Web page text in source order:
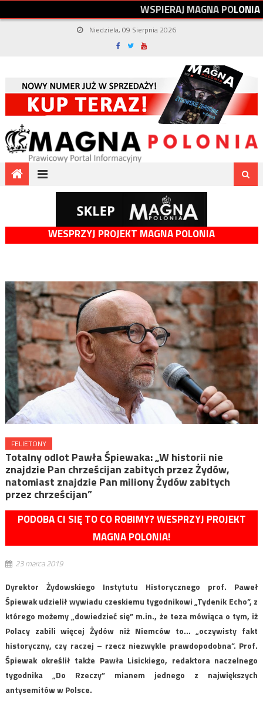
WSPIERAJMAGNAPOLONIA
Niedziela, 09 Sierpnia 2026
WESPRZYJ PROJEKT MAGNA POLONIA
FELIETONY
Totalny odlot Pawła Śpiewaka: „W historii nie
znajdzie Pan chrześcijan zabitych przez Żydów,
natomiast znajdzie Pan miliony Żydów zabitych
przez chrześcijan”
PODOBA CI SIĘ TO CO ROBIMY? WESPRZYJ PROJEKT
MAGNA POLONIA!
23 marca 2019
Dyrektor Żydowskiego Instytutu Historycznego prof. Paweł
Śpiewak udzielił wywiadu czeskiemu tygodnikowi „Tydenik Echo”, z
którego możemy „dowiedzieć się” m.in., że teza mówiąca o tym, iż
Polacy zabili więcej Żydów niż Niemców to… „oczywisty fakt
historyczny, czy raczej – rzecz niezwykle prawdopodobna”. Prof.
Śpiewak określił także Pawła Lisickiego, redaktora naczelnego
tygodnika „Do Rzeczy” mianem jednego z największych
antysemitów w Polsce.